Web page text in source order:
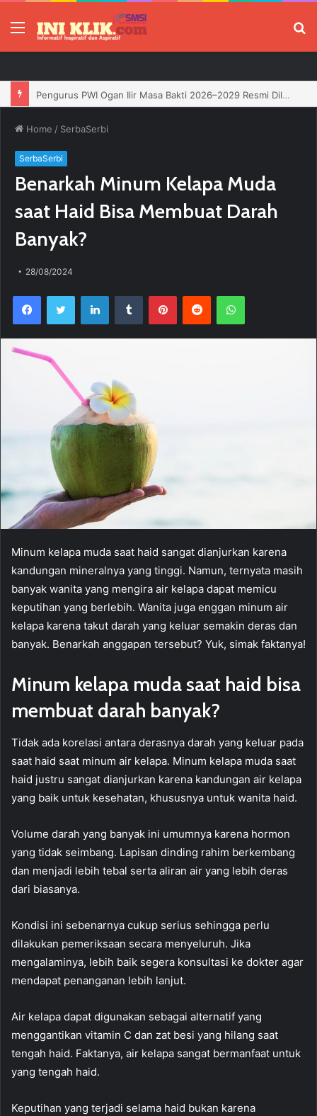
Menu
Home / SerbaSerbi
SerbaSerbi
Benarkah Minum Kelapa Muda
saat Haid Bisa Membuat Darah
Banyak?
28/08/2024
Minum kelapa muda saat haid sangat dianjurkan karena
kandungan mineralnya yang tinggi. Namun, ternyata masih
banyak wanita yang mengira air kelapa dapat memicu
keputihan yang berlebih. Wanita juga enggan minum air
kelapa karena takut darah yang keluar semakin deras dan
banyak. Benarkah anggapan tersebut? Yuk, simak faktanya!
Minum kelapa muda saat haid bisa
membuat darah banyak?
Tidak ada korelasi antara derasnya darah yang keluar pada
saat haid saat minum air kelapa. Minum kelapa muda saat
haid justru sangat dianjurkan karena kandungan air kelapa
yang baik untuk kesehatan, khususnya untuk wanita haid.
Volume darah yang banyak ini umumnya karena hormon
yang tidak seimbang. Lapisan dinding rahim berkembang
dan menjadi lebih tebal serta aliran air yang lebih deras
dari biasanya.
Kondisi ini sebenarnya cukup serius sehingga perlu
dilakukan pemeriksaan secara menyeluruh. Jika
mengalaminya, lebih baik segera konsultasi ke dokter agar
mendapat penanganan lebih lanjut.
Air kelapa dapat digunakan sebagai alternatif yang
menggantikan vitamin C dan zat besi yang hilang saat
tengah haid. Faktanya, air kelapa sangat bermanfaat untuk
yang tengah haid.
Keputihan yang terjadi selama haid bukan karena